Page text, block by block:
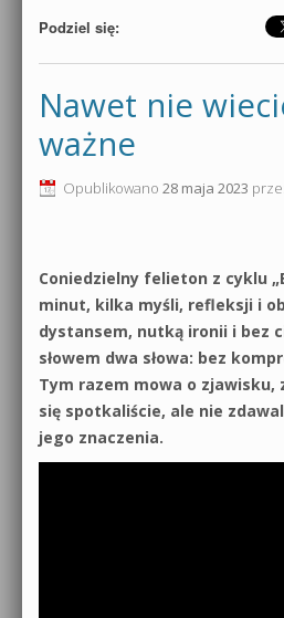
Podziel się:
Nawet nie
ważne
Opublikowano 28 maja 2023
Coniedzielny felieton z cyklu
minut, kilka myśli, refleksji i
dystansem, nutką ironii i bez
słowem dwa słowa: bez
Tym razem mowa o zjawisku,
się spotkaliście, ale nie
jego znaczenia.